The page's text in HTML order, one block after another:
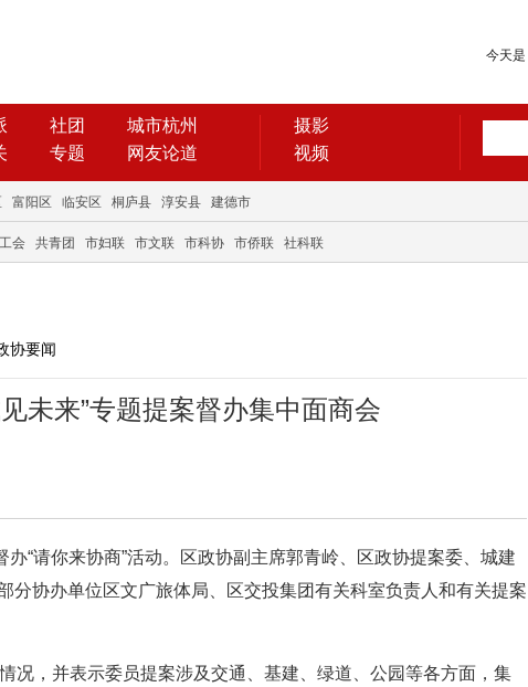
今天是
社团
城市杭州
专题 网友论道
摄影
视频
富阳区 临安区 桐庐县 淳安县 建德市
会 共青团 市妇联 市文联 市科协 市侨联 社科联
协要闻
未来”专题提案督办集中面商会
办“请你来协商”活动。区政协副主席郭青岭、区政协提案委、城建
协办单位区文广旅体局、区交投集团有关科室负责人和有关提案
况，并表示委员提案涉及交通、基建、绿道、公园等各方面，集